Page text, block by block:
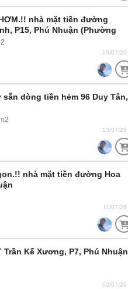
nhà mặt tiền đường
P15, Phú Nhuận (Phường
16/07/26
sẵn dòng tiền hẻm 96 Duy Tân,
13/07/26
nhà mặt tiền đường Hoa
11/07/26
Trần Kế Xương, P7, Phú Nhuận
02/07/26